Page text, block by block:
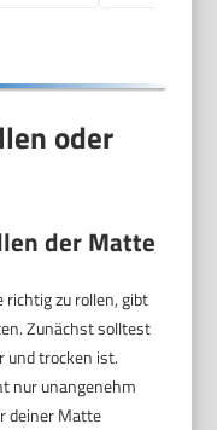
oder
der Matte
richtig zu rollen, gibt
Zunächst solltest
und trocken ist.
nur unangenehm
deiner Matte